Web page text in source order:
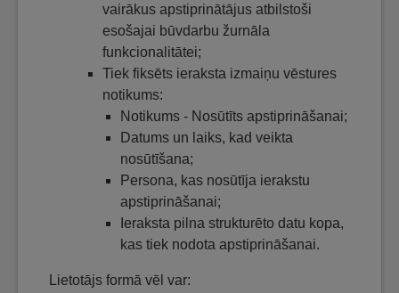
vairākus apstiprinātājus atbilstoši
esošajai būvdarbu žurnāla
funkcionalitātei;
Tiek fiksēts ieraksta izmaiņu vēstures
notikums:
Notikums - Nosūtīts apstiprināšanai;
Datums un laiks, kad veikta
nosūtīšana;
Persona, kas nosūtīja ierakstu
apstiprināšanai;
Ieraksta pilna strukturēto datu kopa,
kas tiek nodota apstiprināšanai.
Lietotājs formā vēl var: